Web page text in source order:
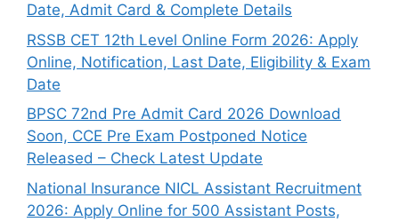
Date, Admit Card & Complete Details
RSSB CET 12th Level Online Form 2026: Apply
Online, Notification, Last Date, Eligibility & Exam
Date
BPSC 72nd Pre Admit Card 2026 Download
Soon, CCE Pre Exam Postponed Notice
Released – Check Latest Update
National Insurance NICL Assistant Recruitment
2026: Apply Online for 500 Assistant Posts,